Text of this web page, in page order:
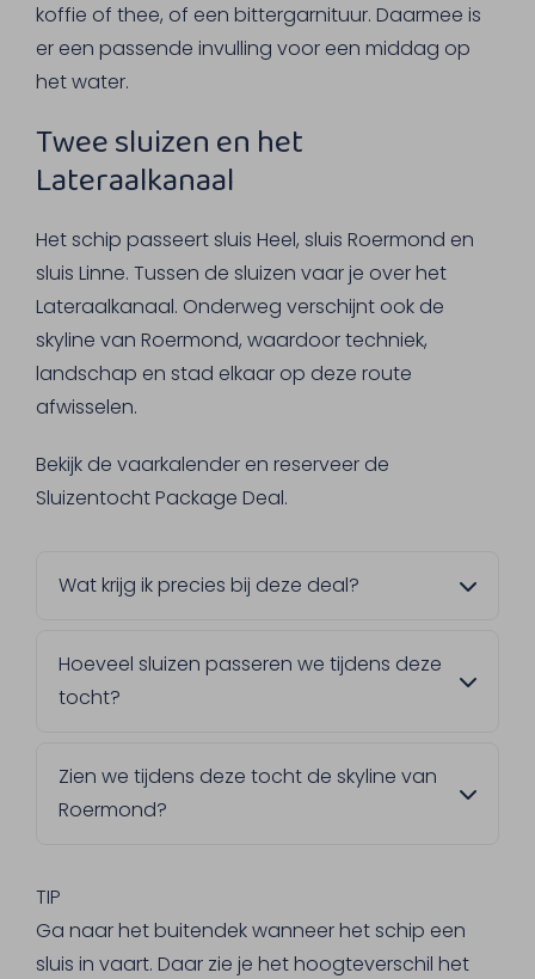
koffie of thee, of een bittergarnituur. Daarmee is
er een passende invulling voor een middag op
het water.
Twee sluizen en het
Lateraalkanaal
Het schip passeert sluis Heel, sluis Roermond en
sluis Linne. Tussen de sluizen vaar je over het
Lateraalkanaal. Onderweg verschijnt ook de
skyline van Roermond, waardoor techniek,
landschap en stad elkaar op deze route
afwisselen.
Bekijk de vaarkalender en reserveer de
Sluizentocht Package Deal.
Wat krijg ik precies bij deze deal?
broodje kroket, en de keuze tussen
Limburgse vlaai of bittergarnituur. Ook koffie
consumpties naar keuze, horen erbij.
Hoeveel sluizen passeren we tijdens deze
tocht?
graag meer over hoe dit precies in zijn werk
gaat.
Zien we tijdens deze tocht de skyline van
Roermond?
vaart langs het waterfront met zicht op de
Natalinitoren en de Christoffelkathedraal.
TIP
Ga naar het buitendek wanneer het schip een
sluis in vaart. Daar zie je het hoogteverschil het